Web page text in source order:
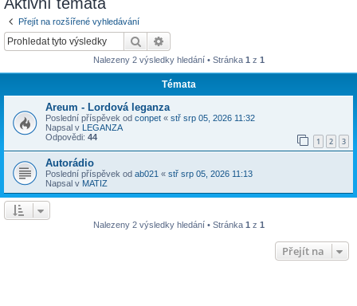
Přejít na rozšířené vyhledávání
Hledat
Nalezeny 2 výsledky hledání • Stránka 1 z 1
Témata
Areum - Lordová leganza
Poslední příspěvek od conpet « stř srp 05, 2026 11:32
Napsal v LEGANZA
Odpovědi: 44 1 2 3
Autorádio
Poslední příspěvek od ab021 « stř srp 05, 2026 11:13
Napsal v MATIZ
Nalezeny 2 výsledky hledání • Stránka 1 z 1
Přejít na